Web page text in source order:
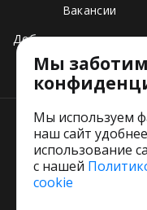
Вакансии
Добавить свое
Тарифы
Мы
Мы используем
наш сайт
использование
с нашей
cookie